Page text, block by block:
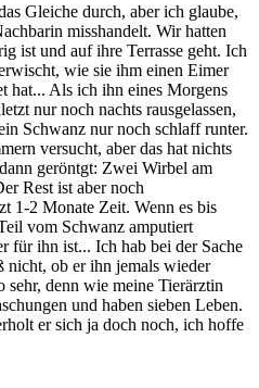
Gleiche durch, aber ich glaube,
misshandelt. Wir hatten
ist und auf ihre Terrasse geht. Ich
wie sie ihm einen Eimer
hat... Als ich ihn eines Morgens
nur noch nachts rausgelassen,
Schwanz nur noch schlaff runter.
versucht, aber das hat nichts
geröntgt: Zwei Wirbel am
Rest ist aber noch
1-2 Monate Zeit. Wenn es bis
vom Schwanz amputiert
für ihn ist... Ich hab bei der Sache
nicht, ob er ihn jemals wieder
sehr, denn wie meine Tierärztin
und haben sieben Leben.
er sich ja doch noch, ich hoffe